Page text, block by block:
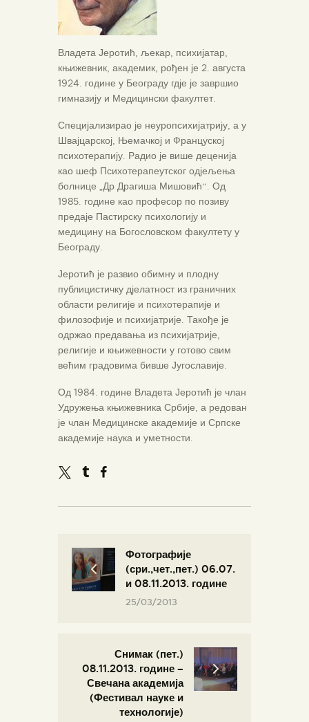
Владета Јеротић, љекар, психијатар,
књижевник, академик, рођен је 2. августа
1924. године у Београду гдје је завршио
гимназију и Медицински факултет.
Специјализирао је неуропсихијатрију, а у
Швајцарској, Њемачкој и Француској
психотерапију. Радио је више деценија
као шеф Психотерапеутског одјељења
болнице „Др Драгиша Мишовић“. Од
1985. године као професор по позиву
предаје Пастирску психологију и
медицину на Богословском факултету у
Београду.
Јеротић је развио обимну и плодну
публицистичку дјелатност из граничних
области религије и психотерапије и
филозофије и психијатрије. Такође је
одржао предавања из психијатрије,
религије и књижевности у готово свим
већим градовима бивше Југославије.
Од 1984. године Владета Јеротић је члан
Удружења књижевника Србије, а редован
је члан Медицинске академије и Српске
академије наука и уметности.
Фотографије
(сри.,чет.,пет.) 06.07.
и 08.11.2013. године
25/03/2013
Снимак (пет.)
08.11.2013. године –
Свечана академија
(Фестивал науке и
технологије)